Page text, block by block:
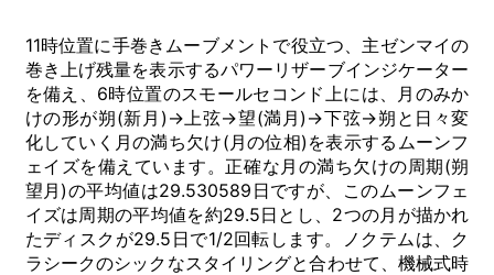
11時位置に手巻きムーブメントで役立つ、主ゼンマイの
巻き上げ残量を表示するパワーリザーブインジケーター
を備え、6時位置のスモールセコンド上には、月のみか
けの形が朔(新月)→上弦→望(満月)→下弦→朔と日々変
化していく月の満ち欠け(月の位相)を表示するムーンフ
ェイズを備えています。正確な月の満ち欠けの周期(朔
望月)の平均値は29.530589日ですが、このムーンフェ
イズは周期の平均値を約29.5日とし、2つの月が描かれ
たディスクが29.5日で1/2回転します。ノクテムは、ク
ラシークのシックなスタイリングと合わせて、機械式時